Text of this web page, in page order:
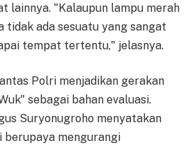
lainnya. "Kalaupun lampu merah
tidak ada sesuatu yang sangat
tempat tertentu," jelasnya.
Polri menjadikan gerakan
sebagai bahan evaluasi.
Suryonugroho menyatakan
berupaya mengurangi